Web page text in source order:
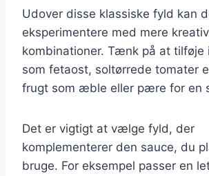
Udover disse klassiske fyld kan
eksperimentere med mere
kombinationer. Tænk på at tilføje
som fetaost, soltørrede tomater
frugt som æble eller pære for en
Det er vigtigt at vælge fyld, der
komplementerer den sauce, du
bruge. For eksempel passer en